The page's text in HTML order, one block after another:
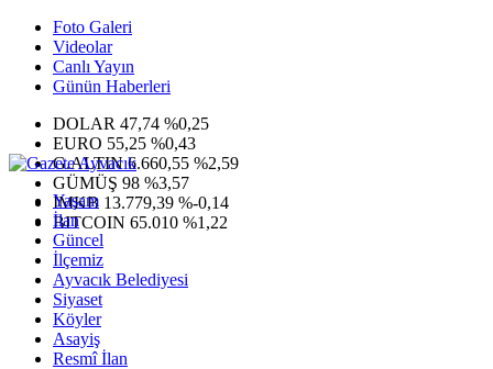
Foto Galeri
Videolar
Canlı Yayın
Günün Haberleri
DOLAR 47,74 %0,25
EURO 55,25 %0,43
G.ALTIN6.660,55 %2,59
GÜMÜŞ 98 %3,57
IMKB 13.779,39 %-0,14
BITCOIN 65.010 %1,22
Yaşam
İlan
Güncel
İlçemiz
Ayvacık Belediyesi
Siyaset
Köyler
Asayiş
Resmî İlan